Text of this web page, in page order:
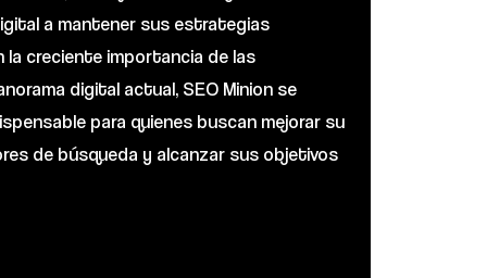
a mantener sus estrategias
creciente importancia de las
digital actual, SEO Minion se
para quienes buscan mejorar su
de búsqueda y alcanzar sus objetivos